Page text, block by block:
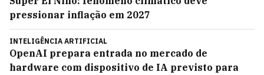
pressionar inflação em 2027
INTELIGÊNCIA ARTIFICIAL
OpenAI prepara entrada no mercado de
hardware com dispositivo de IA previsto para